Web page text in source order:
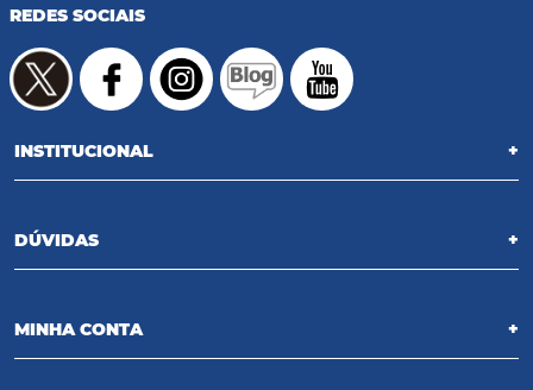
REDES SOCIAIS
INSTITUCIONAL +
DÚVIDAS +
MINHA CONTA +